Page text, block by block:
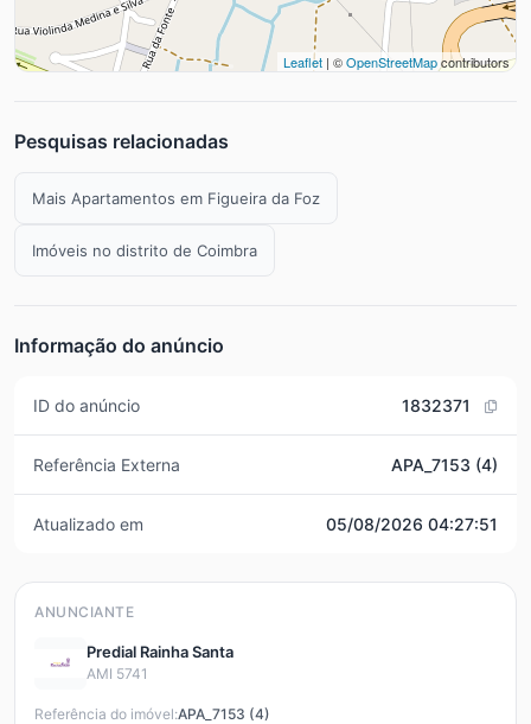
Leaflet | ©OpenStreetMapcontributors
Pesquisas relacionadas
Mais Apartamentos em Figueira da Foz
Imóveis no distrito de Coimbra
Informação do anúncio
ID do anúncio 1832371
Referência Externa APA_7153 (4)
Atualizado em 05/08/2026 04:27:51
ANUNCIANTE
Predial Rainha Santa
AMI 5741
Referência do imóvel:APA_7153 (4)